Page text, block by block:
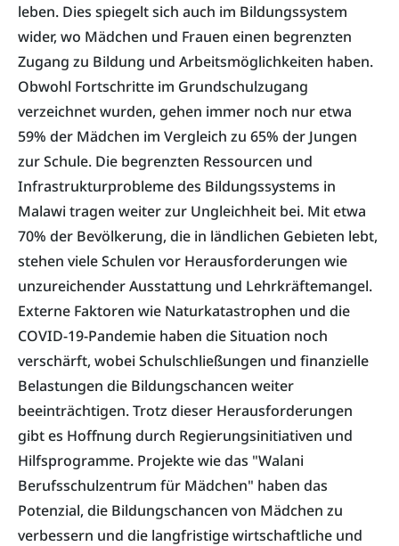
leben. Dies spiegelt sich auch im Bildungssystem
wider, wo Mädchen und Frauen einen begrenzten
Zugang zu Bildung und Arbeitsmöglichkeiten haben.
Obwohl Fortschritte im Grundschulzugang
verzeichnet wurden, gehen immer noch nur etwa
59% der Mädchen im Vergleich zu 65% der Jungen
zur Schule. Die begrenzten Ressourcen und
Infrastrukturprobleme des Bildungssystems in
Malawi tragen weiter zur Ungleichheit bei. Mit etwa
70% der Bevölkerung, die in ländlichen Gebieten lebt,
stehen viele Schulen vor Herausforderungen wie
unzureichender Ausstattung und Lehrkräftemangel.
Externe Faktoren wie Naturkatastrophen und die
COVID-19-Pandemie haben die Situation noch
verschärft, wobei Schulschließungen und finanzielle
Belastungen die Bildungschancen weiter
beeinträchtigen. Trotz dieser Herausforderungen
gibt es Hoffnung durch Regierungsinitiativen und
Hilfsprogramme. Projekte wie das "Walani
Berufsschulzentrum für Mädchen" haben das
Potenzial, die Bildungschancen von Mädchen zu
verbessern und die langfristige wirtschaftliche und